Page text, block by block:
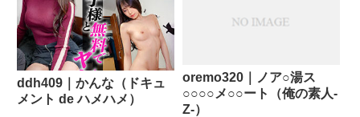
ddh409｜かんな（ドキュ
メント de ハメハメ）
oremo320｜ノア○湯ス
○○○○メ○○ート（俺の素人-
Z-）